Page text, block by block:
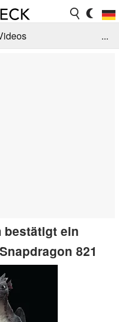
...
bestätigt ein
821